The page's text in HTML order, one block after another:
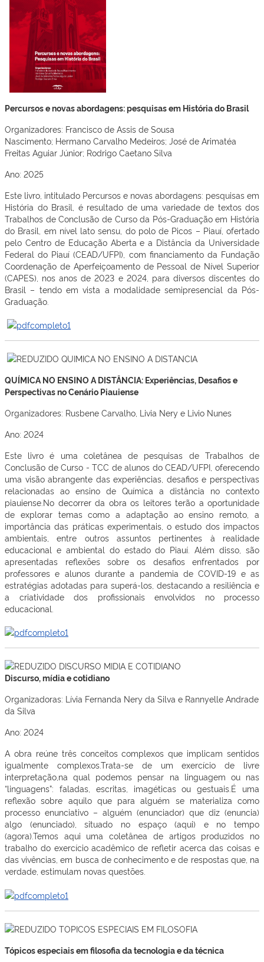
Percursos e novas abordagens: pesquisas em História do Brasil
Organizadores: Francisco de Assis de Sousa
Nascimento; Hermano Carvalho Medeiros; José de Arimatéa
Freitas Aguiar Júnior; Rodrigo Caetano Silva
Ano: 2025
Este livro, intitulado Percursos e novas abordagens: pesquisas em
História do Brasil, é resultado de uma variedade de textos dos
Trabalhos de Conclusão de Curso da Pós-Graduação em História
do Brasil, em nível lato sensu, do polo de Picos – Piauí, ofertado
pelo Centro de Educação Aberta e a Distância da Universidade
Federal do Piauí (CEAD/UFPI), com financiamento da Fundação
Coordenação de Aperfeiçoamento de Pessoal de Nível Superior
(CAPES), nos anos de 2023 e 2024, para diversos discentes do
Brasil – tendo em vista a modalidade semipresencial da Pós-
Graduação.
QUÍMICA NO ENSINO A DISTÂNCIA: Experiências, Desafios e
Perspectivas no Cenário Piauiense
Organizadores: Rusbene Carvalho, Livia Nery e Livio Nunes
Ano: 2024
Este livro é uma coletânea de pesquisas de Trabalhos de
Conclusão de Curso - TCC de alunos do CEAD/UFPI, oferecendo
uma visão abrangente das experiências, desafios e perspectivas
relacionadas ao ensino de Química a distância no contexto
piauiense.No decorrer da obra os leitores terão a oportunidade
de explorar temas como a adaptação ao ensino remoto, a
importância das práticas experimentais, o estudo dos impactos
ambientais, entre outros assuntos pertinentes à realidade
educacional e ambiental do estado do Piauí. Além disso, são
apresentadas reflexões sobre os desafios enfrentados por
professores e alunos durante a pandemia de COVID-19 e as
estratégias adotadas para superá-los, destacando a resiliência e
a criatividade dos profissionais envolvidos no processo
educacional.
Discurso, mídia e cotidiano
Organizadoras: Lívia Fernanda Nery da Silva e Rannyelle Andrade
da Silva
Ano: 2024
A obra reúne três conceitos complexos que implicam sentidos
igualmente complexos.Trata-se de um exercício de livre
interpretação,na qual podemos pensar na linguagem ou nas
“linguagens”: faladas, escritas, imagéticas ou gestuais.É uma
reflexão sobre aquilo que para alguém se materializa como
processo enunciativo – alguém (enunciador) que diz (enuncia)
algo (enunciado), situado no espaço (aqui) e no tempo
(agora).Temos aqui uma coletânea de artigos produzidos no
trabalho do exercício acadêmico de refletir acerca das coisas e
das vivências, em busca de conhecimento e de respostas que, na
verdade, estimulam novas questões.
Tópicos especiais em filosofia da tecnologia e da técnica